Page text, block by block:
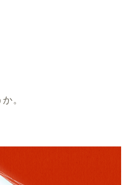
。